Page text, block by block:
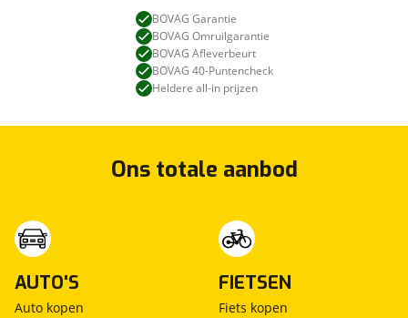
BOVAG Garantie
BOVAG Omruilgarantie
BOVAG Afleverbeurt
BOVAG 40-Puntencheck
Heldere all-in prijzen
Ons totale aanbod
AUTO'S
Auto kopen
FIETSEN
Fiets kopen